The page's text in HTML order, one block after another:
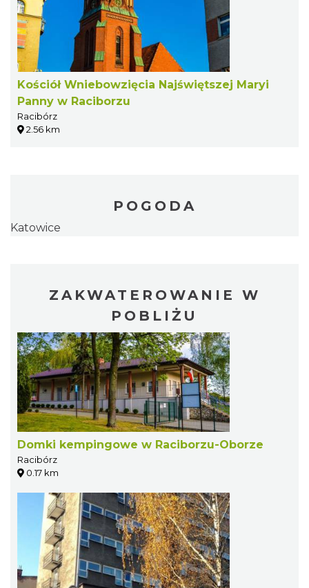
Kościół Wniebowzięcia Najświętszej Maryi
Panny w Raciborzu
Racibórz
2.56 km
POGODA
Katowice
ZAKWATEROWANIE W
POBLIŻU
Domki kempingowe w Raciborzu-Oborze
Racibórz
0.17 km